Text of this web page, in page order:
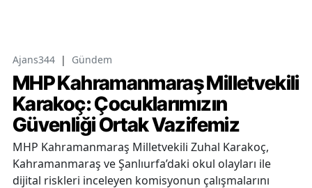
Ajans344 | Gündem
MHP Kahramanmaraş Milletvekili
Karakoç: Çocuklarımızın
Güvenliği Ortak Vazifemiz
MHP Kahramanmaraş Milletvekili Zuhal Karakoç,
Kahramanmaraş ve Şanlıurfa’daki okul olayları ile
dijital riskleri inceleyen komisyonun çalışmalarını